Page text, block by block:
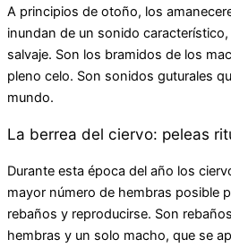
A principios de otoño, los
inundan de un sonido
salvaje. Son los bramidos de los
pleno celo. Son sonidos guturales
mundo.
La berrea del ciervo: peleas
Durante esta época del año los
mayor número de hembras posible
rebaños y reproducirse. Son
hembras y un solo macho, que se